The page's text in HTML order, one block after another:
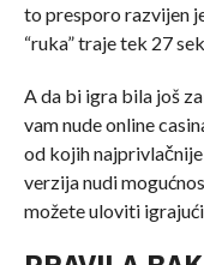
to presporo razvijen
“ruka” traje tek 27
A da bi igra bila još
vam nude online
od kojih
verzija nudi
možete uloviti